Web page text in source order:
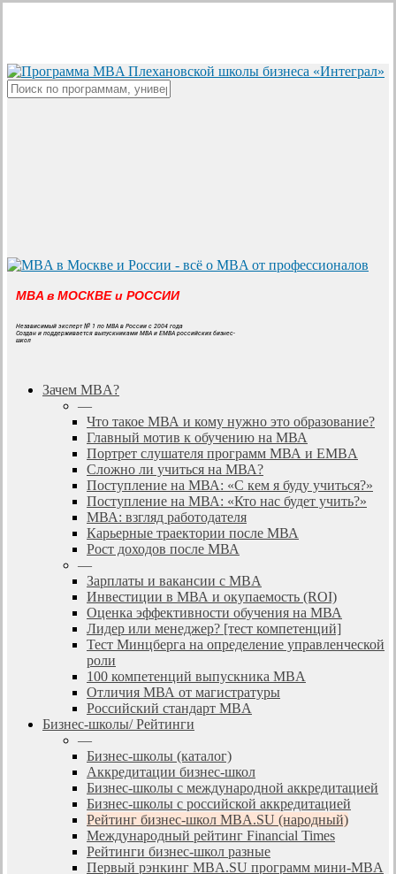
content
MBA в МОСКВЕ и РОССИИ
Независимый эксперт № 1 по MBA в России с 2004 года
Создан и поддерживается выпускниками MBA и EMBA российских бизнес-
школ
search
Menu
Зачем MBA?
—
Что такое МВА и кому нужно это образование?
Главный мотив к обучению на МВА
Портрет слушателя программ МВА и EMBA
Сложно ли учиться на МВА?
Поступление на МВА: «С кем я буду учиться?»
Поступление на МВА: «Кто нас будет учить?»
МВА: взгляд работодателя
Карьерные траектории после МВА
Рост доходов после МВА
—
Зарплаты и вакансии с MBA
Инвестиции в МВА и окупаемость (ROI)
Оценка эффективности обучения на МВА
Лидер или менеджер? [тест компетенций]
Тест Минцберга на определение управленческой
роли
100 компетенций выпускника MBA
Отличия МВА от магистратуры
Российский стандарт MBA
Бизнес-школы/ Рейтинги
—
Бизнес-школы (каталог)
Аккредитации бизнес-школ
Бизнес-школы с международной аккредитацией
Бизнес-школы с российской аккредитацией
Рейтинг бизнес-школ MBA.SU (народный)
Международный рейтинг Financial Times
Рейтинги бизнес-школ разные
Первый рэнкинг MBA.SU программ мини-MBA